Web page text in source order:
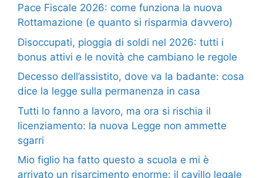
Pace Fiscale 2026: come funziona la nuova
Rottamazione (e quanto si risparmia davvero)
Disoccupati, pioggia di soldi nel 2026: tutti i
bonus attivi e le novità che cambiano le regole
Decesso dell’assistito, dove va la badante: cosa
dice la legge sulla permanenza in casa
Tutti lo fanno a lavoro, ma ora si rischia il
licenziamento: la nuova Legge non ammette
sgarri
Mio figlio ha fatto questo a scuola e mi è
arrivato un risarcimento enorme: il cavillo legale